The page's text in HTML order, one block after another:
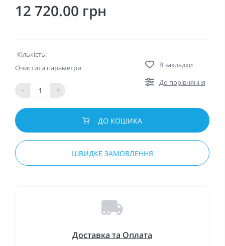
12 720.00 грн
Кількість:
Очистити параметри
- +
В закладки
До порівняння
ДО КОШИКА
ШВИДКЕ ЗАМОВЛЕННЯ
Доставка та Оплата